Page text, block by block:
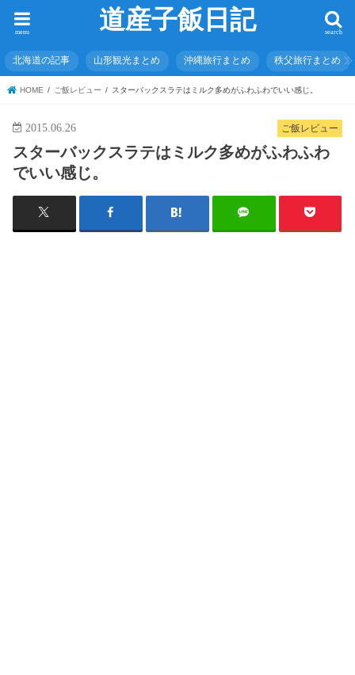
道産子飯日記 search
menu
北海道の記事 山形観光まとめ 沖縄旅行まとめ 秩父旅行まとめ
HOME ご飯レビュー スターバックスラテはミルク多めがふわふわでいい感じ。
ご飯レビュー
2015.06.26
スターバックスラテはミルク多めがふわふわ
でいい感じ。